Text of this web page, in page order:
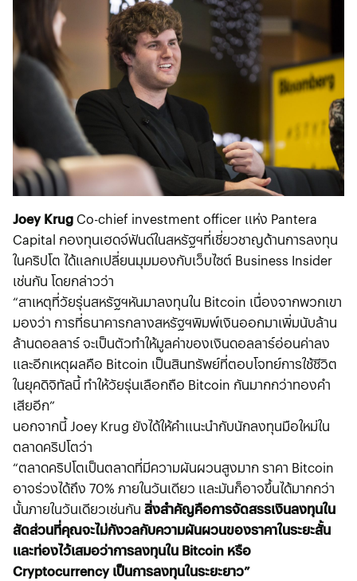
Joey Krug Co-chief investment officer แห่ง Pantera
Capital กองทุนเฮดจ์ฟันด์ในสหรัฐฯที่เชี่ยวชาญด้านการลงทุน
ในคริปโต ได้แลกเปลี่ยนมุมมองกับเว็บไซต์ Business Insider
เช่นกัน โดยกล่าวว่า
“สาเหตุที่วัยรุ่นสหรัฐฯหันมาลงทุนใน Bitcoin เนื่องจากพวกเขา
มองว่า การที่ธนาคารกลางสหรัฐฯพิมพ์เงินออกมาเพิ่มนับล้าน
ล้านดอลลาร์ จะเป็นตัวทำให้มูลค่าของเงินดอลลาร์อ่อนค่าลง
และอีกเหตุผลคือ Bitcoin เป็นสินทรัพย์ที่ตอบโจทย์การใช้ชีวิต
ในยุคดิจิทัลนี้ ทำให้วัยรุ่นเลือกถือ Bitcoin กันมากกว่าทองคำ
เสียอีก”
นอกจากนี้ Joey Krug ยังได้ให้คำแนะนำกับนักลงทุนมือใหม่ใน
ตลาดคริปโตว่า
“ตลาดคริปโตเป็นตลาดที่มีความผันผวนสูงมาก ราคา Bitcoin
อาจร่วงได้ถึง 70% ภายในวันเดียว และมันก็อาจขึ้นได้มากกว่า
นั้นภายในวันเดียวเช่นกัน สิ่งสำคัญคือการจัดสรรเงินลงทุนใน
สัดส่วนที่คุณจะไม่กังวลกับความผันผวนของราคาในระยะสั้น
และท่องไว้เสมอว่าการลงทุนใน Bitcoin หรือ
Cryptocurrency เป็นการลงทุนในระยะยาว”